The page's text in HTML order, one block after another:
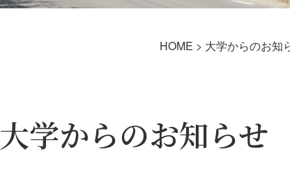
HOME > 大学からのお知
大学からのお知らせ